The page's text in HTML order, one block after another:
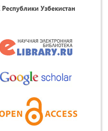
Узбекистан